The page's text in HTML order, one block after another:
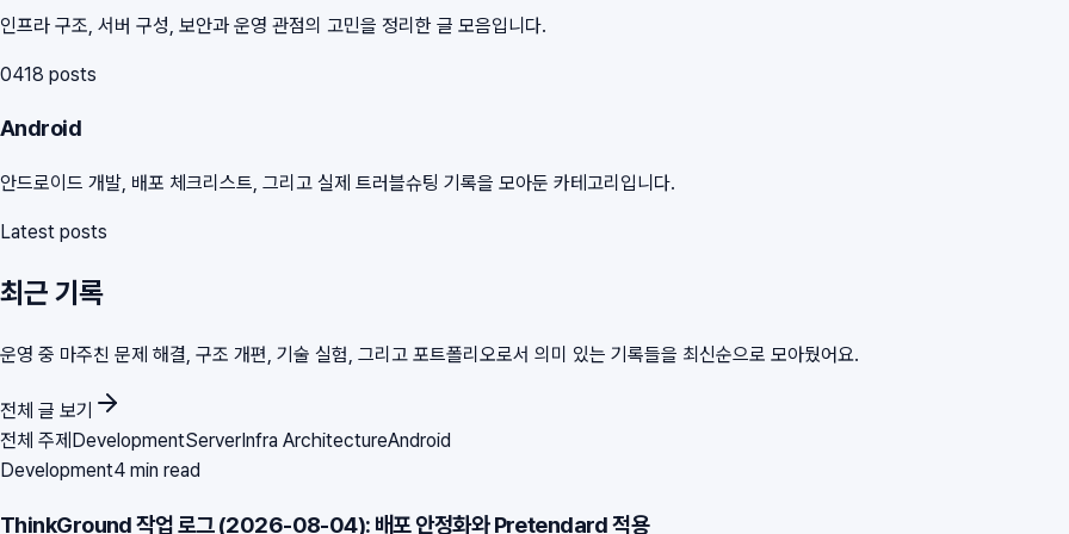
인프라 구조, 서버 구성, 보안과 운영 관점의 고민을 정리한 글 모음입니다.
0418 posts
Android
안드로이드 개발, 배포 체크리스트, 그리고 실제 트러블슈팅 기록을 모아둔 카테고리입니다.
Latest posts
최근 기록
운영 중 마주친 문제 해결, 구조 개편, 기술 실험, 그리고 포트폴리오로서 의미 있는 기록들을 최신순으로 모아뒀어요.
전체 글 보기
전체 주제DevelopmentServerInfra ArchitectureAndroid
Development4 min read
ThinkGround 작업 로그 (2026-08-04): 배포 안정화와 Pretendard 적용